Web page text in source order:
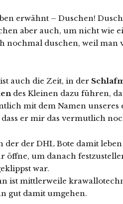
erwähnt – Duschen!
aber auch, um nicht wie
nochmal duschen, weil man
auch die Zeit, in der
des Kleinen dazu führen,
mit dem Namen unseres
dass er mir das vermutlich
der der DHL Bote damit
öffne, um danach
war.
ist mittlerweile
gut damit umgehen.